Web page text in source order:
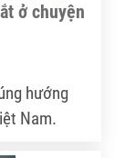
ở chuyện
hướng
Nam.